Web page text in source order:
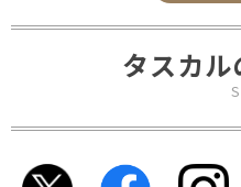
タスカル